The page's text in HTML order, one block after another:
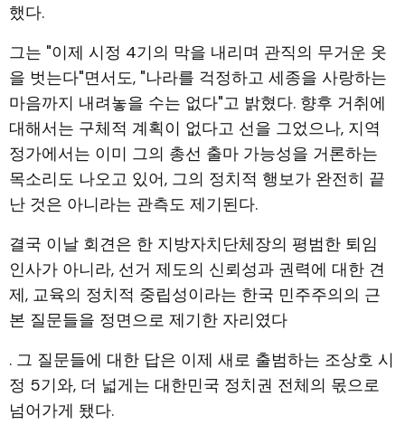
했다.
그는 "이제 시정 4기의 막을 내리며 관직의 무거운 옷
을 벗는다"면서도, "나라를 걱정하고 세종을 사랑하는
마음까지 내려놓을 수는 없다"고 밝혔다. 향후 거취에
대해서는 구체적 계획이 없다고 선을 그었으나, 지역
정가에서는 이미 그의 총선 출마 가능성을 거론하는
목소리도 나오고 있어, 그의 정치적 행보가 완전히 끝
난 것은 아니라는 관측도 제기된다.
결국 이날 회견은 한 지방자치단체장의 평범한 퇴임
인사가 아니라, 선거 제도의 신뢰성과 권력에 대한 견
제, 교육의 정치적 중립성이라는 한국 민주주의의 근
본 질문들을 정면으로 제기한 자리였다
. 그 질문들에 대한 답은 이제 새로 출범하는 조상호 시
정 5기와, 더 넓게는 대한민국 정치권 전체의 몫으로
넘어가게 됐다.